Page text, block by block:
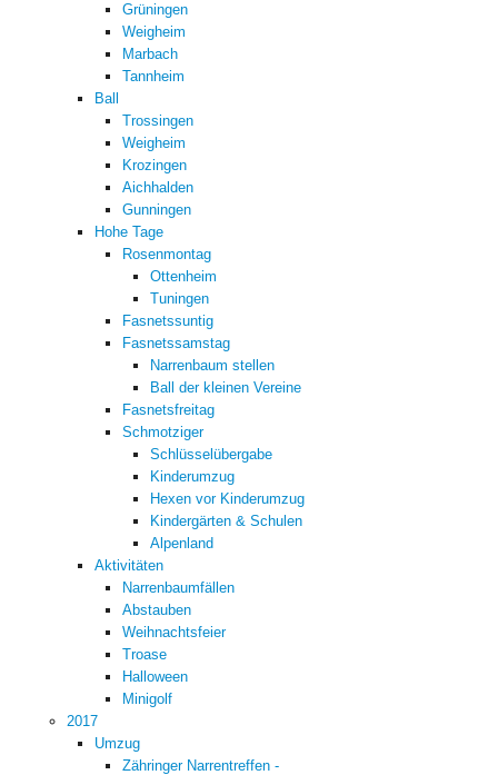
Grüningen
Weigheim
Marbach
Tannheim
Ball
Trossingen
Weigheim
Krozingen
Aichhalden
Gunningen
Hohe Tage
Rosenmontag
Ottenheim
Tuningen
Fasnetssuntig
Fasnetssamstag
Narrenbaum stellen
Ball der kleinen Vereine
Fasnetsfreitag
Schmotziger
Schlüsselübergabe
Kinderumzug
Hexen vor Kinderumzug
Kindergärten & Schulen
Alpenland
Aktivitäten
Narrenbaumfällen
Abstauben
Weihnachtsfeier
Troase
Halloween
Minigolf
2017
Umzug
Zähringer Narrentreffen -